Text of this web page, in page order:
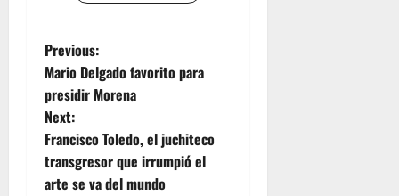
P
o
s
t
Previous:
Mario Delgado favorito para
presidir Morena
Next:
Francisco Toledo, el juchiteco
transgresor que irrumpió el
arte se va del mundo